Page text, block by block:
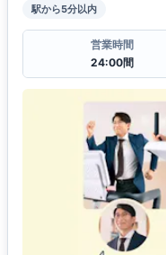
駅から5分以内
営業時間
24:00間